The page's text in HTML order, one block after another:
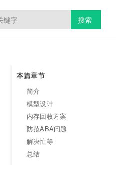
搜索
本篇章节
简介
模型设计
内存回收方案
防范ABA问题
解决忙等
总结